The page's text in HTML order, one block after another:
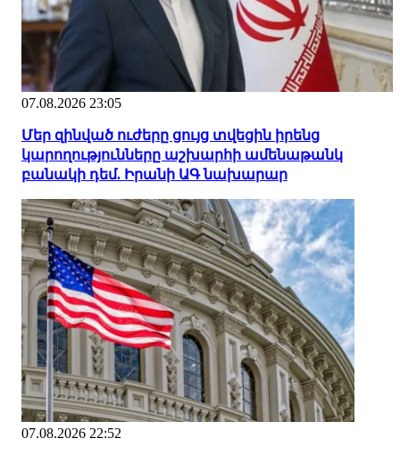
07.08.2026 23:05
Մեր զինված ուժերը ցույց տվեցին իրենց
կարողությունները աշխարհի ամենաթանկ
բանակի դեմ. Իրանի ԱԳ նախարար
07.08.2026 22:52